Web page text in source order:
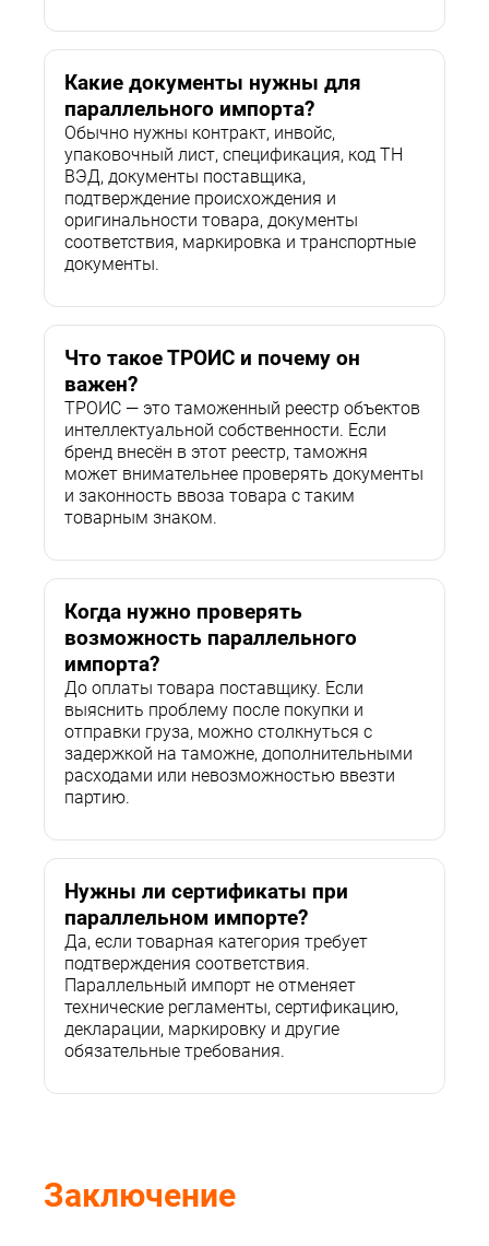
Какие документы нужны для
параллельного импорта?
Обычно нужны контракт, инвойс,
упаковочный лист, спецификация, код ТН
ВЭД, документы поставщика,
подтверждение происхождения и
оригинальности товара, документы
соответствия, маркировка и транспортные
документы.
Что такое ТРОИС и почему он
важен?
ТРОИС — это таможенный реестр объектов
интеллектуальной собственности. Если
бренд внесён в этот реестр, таможня
может внимательнее проверять документы
и законность ввоза товара с таким
товарным знаком.
Когда нужно проверять
возможность параллельного
импорта?
До оплаты товара поставщику. Если
выяснить проблему после покупки и
отправки груза, можно столкнуться с
задержкой на таможне, дополнительными
расходами или невозможностью ввезти
партию.
Нужны ли сертификаты при
параллельном импорте?
Да, если товарная категория требует
подтверждения соответствия.
Параллельный импорт не отменяет
технические регламенты, сертификацию,
декларации, маркировку и другие
обязательные требования.
Заключение